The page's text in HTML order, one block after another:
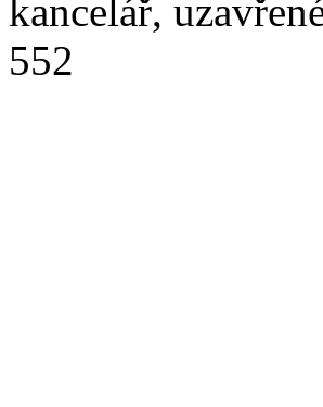
kancelář,
552